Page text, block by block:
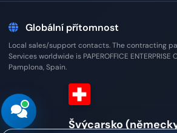
Globální přítomnost
Local sales/support contacts. The contracting
Services worldwide is PAPEROFFICE ENTERPRISE
Pamplona, Spain.
Švýcarsko